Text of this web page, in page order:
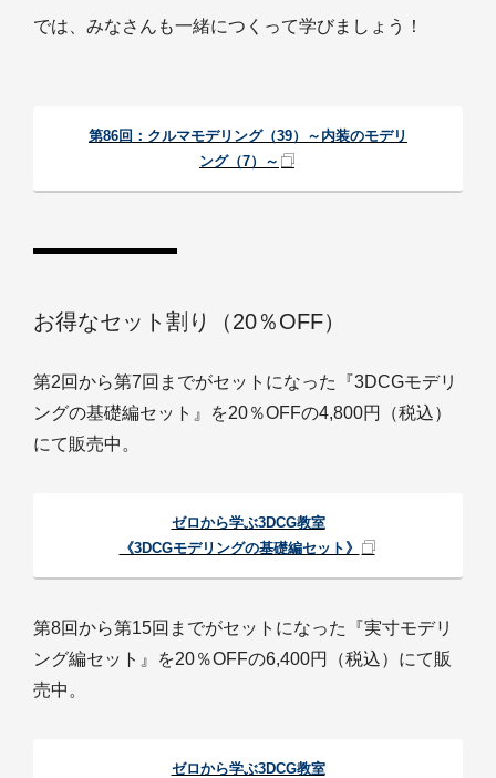
では、みなさんも一緒につくって学びましょう！
第86回：クルマモデリング（39）～内装のモデリ
ング（7）～
お得なセット割り（20％OFF）
第2回から第7回までがセットになった『3DCGモデリ
ングの基礎編セット』を20％OFFの4,800円（税込）
にて販売中。
ゼロから学ぶ3DCG教室
《3DCGモデリングの基礎編セット》
第8回から第15回までがセットになった『実寸モデリ
ング編セット』を20％OFFの6,400円（税込）にて販
売中。
ゼロから学ぶ3DCG教室